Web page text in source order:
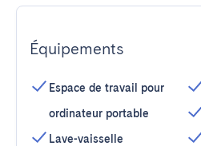
Équipements
Espace de travail pour
ordinateur portable
Lave-vaisselle